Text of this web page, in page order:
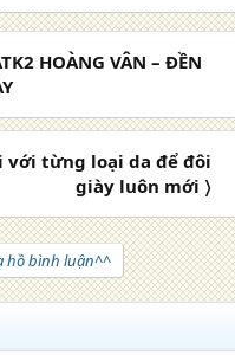
HOÀNG VÂN – ĐỀN
với từng loại da để đôi
giày luôn mới 〉
hồ bình luận^^